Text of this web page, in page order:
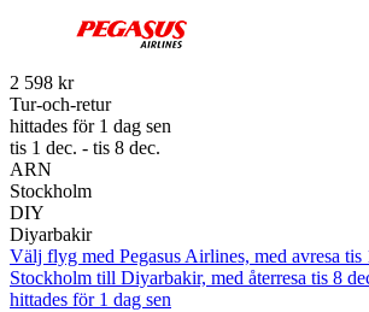
2 598 kr
Tur-och-retur
hittades för 1 dag sen
tis 1 dec. - tis 8 dec.
ARN
Stockholm
DIY
Diyarbakir
Välj flyg med Pegasus Airlines, med avresa tis
Stockholm till Diyarbakir, med återresa tis 8
hittades för 1 dag sen